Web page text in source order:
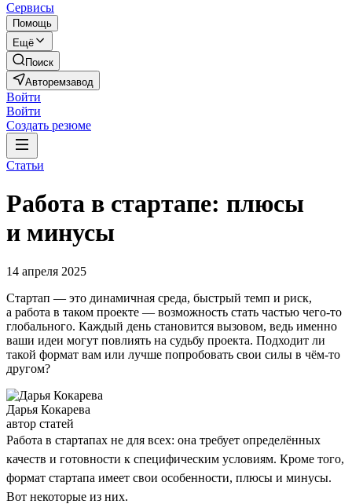
Сервисы
Помощь
Ещё
Поиск
Авторемзавод
Войти
Войти
Создать резюме
Статьи
Работа в стартапе: плюсы
и минусы
14 апреля 2025
Стартап — это динамичная среда, быстрый темп и риск,
а работа в таком проекте — возможность стать частью чего-то
глобального. Каждый день становится вызовом, ведь именно
ваши идеи могут повлиять на судьбу проекта. Подходит ли
такой формат вам или лучше попробовать свои силы в чём-то
другом?
Дарья Кокарева
автор статей
Работа в стартапах не для всех: она требует определённых
качеств и готовности к специфическим условиям. Кроме того,
формат стартапа имеет свои особенности, плюсы и минусы.
Вот некоторые из них.